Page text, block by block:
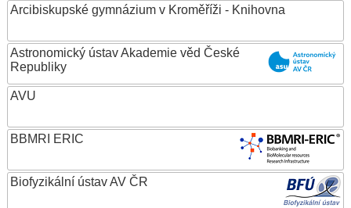
Arcibiskupské gymnázium v Kroměříži - Knihovna
Astronomický ústav Akademie věd České
Republiky
AVU
BBMRI ERIC
Biofyzikální ústav AV ČR